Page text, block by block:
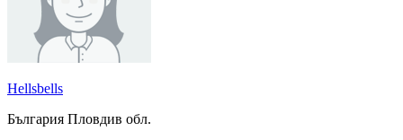
Hellsbells
България Пловдив обл.